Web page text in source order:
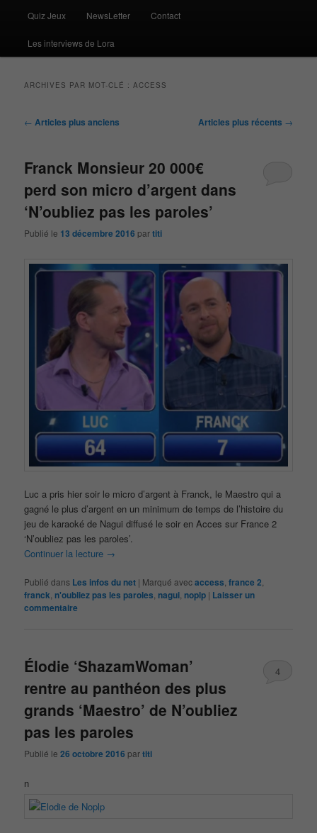
Quiz Jeux NewsLetter Contact
Les interviews de Lora
ARCHIVES PAR MOT-CLÉ :ACCESS
Navigation
← Articles plus anciens Articles plus récents →
Franck Monsieur 20 000€
perd son micro d’argent dans
‘N’oubliez pas les paroles’
Publié le 13 décembre 2016 partiti
Luc a pris hier soir le micro d’argent à Franck, le Maestro qui a
gagné le plus d’argent en un minimum de temps de l’histoire du
jeu de karaoké de Nagui diffusé le soir en Acces sur France 2
‘N’oubliez pas les paroles’.
Continuer la lecture →
Publié dans Les infos du net | Marqué avecaccess ,france 2
franck n'oubliez pas les paroles nagui noplp | Laisser un
commentaire
Élodie ‘ShazamWoman’
rentre au panthéon des plus
grands ‘Maestro’ de N’oubliez
pas les paroles
Publié le26 octobre 2016 partiti
4
n